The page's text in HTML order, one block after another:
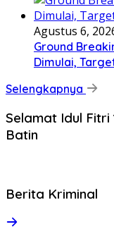
Agustus 6,
Ground
Dimulai,
Selengkapnya
Selamat Idul
Batin
Berita Kriminal